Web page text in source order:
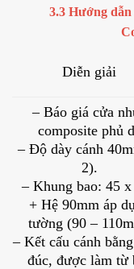
3.3 Hướng
Diễn giải
– Báo giá cửa
composite phủ
– Độ dày cánh
2).
– Khung bao: 45
+ Hệ 90mm áp
tường (90 –
– Kết cấu cánh
đúc, được làm từ